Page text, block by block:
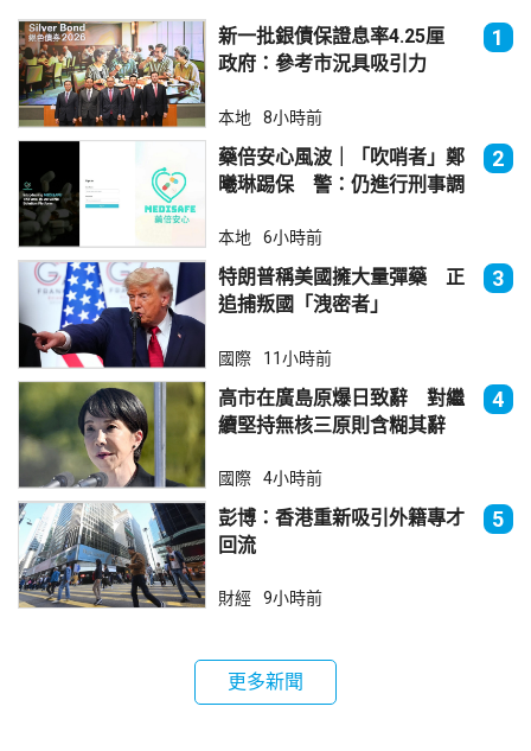
新一批銀債保證息率4.25厘
政府：參考市況具吸引力
1
本地 8小時前
藥倍安心風波｜「吹哨者」鄭
曦琳踢保 警：仍進行刑事調
2
本地 6小時前
特朗普稱美國擁大量彈藥 正
追捕叛國「洩密者」
3
國際 11小時前
高市在廣島原爆日致辭 對繼
續堅持無核三原則含糊其辭
4
國際 4小時前
彭博：香港重新吸引外籍專才
回流
5
財經 9小時前
更多新聞